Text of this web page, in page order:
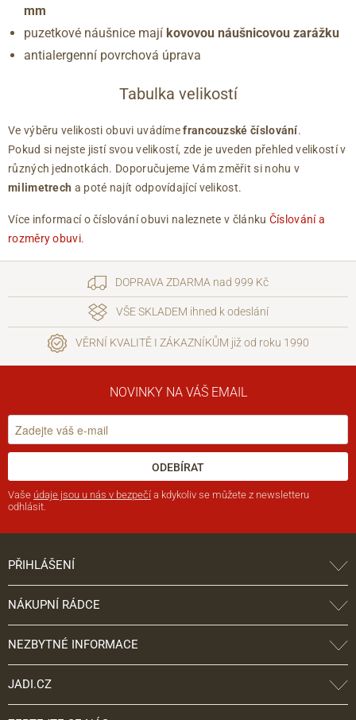
mm
puzetkové náušnice mají kovovou náušnicovou zarážku
antialergenní povrchová úprava
Tabulka velikostí
Ve výběru velikosti obuvi uvádímefrancouzské číslování.
Pokud si nejste jistí svou velikostí, zde je uveden přehled velikostí v
různých jednotkách. Doporučujeme Vám změřit si nohu v
milimetrech a poté najít odpovídající velikost.
Více informací o číslování obuvi naleznete v článku Číslování a
rozměry obuvi.
DOPRAVA ZDARMA nad 999 Kč
VŠE SKLADEM ihned k odeslání
VĚRNÍ KVALITĚ I ZÁKAZNÍKŮM již od roku 1990
NOVINKY NA VÁŠ EMAIL
ODEBÍRAT
Vaše údaje jsou u nás v bezpečí a kdykoliv se můžete z newsletteru
odhlásit.
PŘIHLÁŠENÍ
NÁKUPNÍ RÁDCE
NEZBYTNÉ INFORMACE
JADI.CZ